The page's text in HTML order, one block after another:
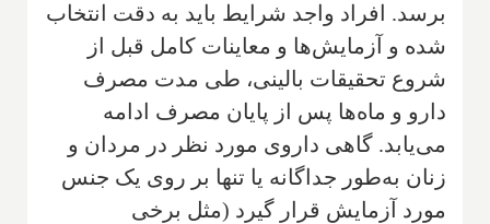
برسد. افراد واجد شرایط باید به دقت انتخاب
شده و آزمایش‌ها و معاینات کامل قبل از
شروع تحقیقات بالینی، طی مدت مصرف
دارو و ماه‌ها پس از پایان مصرف ادامه
می‌یابد. گاهی داروی مورد نظر در مردان و
زنان به‌طور جداگانه یا تنها بر روی یک جنس
مورد آزمایش قرار گیرد (مثل برخی